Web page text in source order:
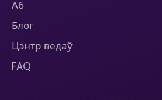
Аб
Блог
Цэнтр ведаў
FAQ